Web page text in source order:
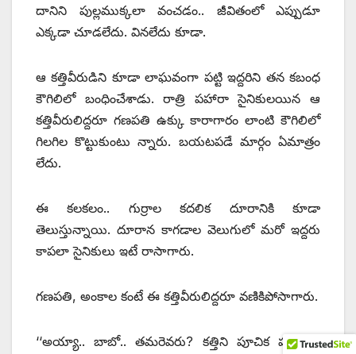
దానిని పుల్లముక్కలా వంచడం.. జీవితంలో ఎప్పుడూ
ఎక్కడా చూడలేదు. వినలేదు కూడా.
ఆ కత్తివీరుడిని కూడా లాఘవంగా పట్టి ఇద్దరిని తన కబంధ
కౌగిలిలో బంధించేశాడు. రాత్రి పహారా సైనికులయిన ఆ
కత్తివీరులిద్దరూ గణపతి ఉక్కు కారాగారం లాంటి కౌగిలిలో
గిలగిల కొట్టుకుంటు న్నారు. బయటపడే మార్గం ఏమాత్రం
లేదు.
ఈ కలకలం.. గుర్రాల కదలిక దూరానికి కూడా
తెలుస్తున్నాయి. దూరాన కాగడాల వెలుగులో మరో ఇద్దరు
కాపలా సైనికులు ఇటే రాసాగారు.
గణపతి, అంకాల కంటే ఈ కత్తివీరులిద్దరూ వణికిపోసాగారు.
‘‘అయ్యా.. బాబో.. తమరెవరు? కత్తిని పూచిక పుల్లలాగ